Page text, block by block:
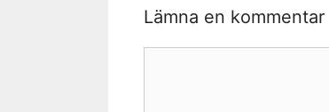
Lämna en kommentar